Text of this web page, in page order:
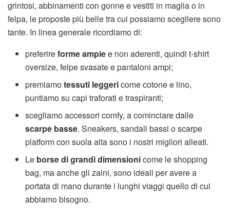
grintosi, abbinamenti con gonne e vestiti in maglia o in
felpa, le proposte più belle tra cui possiamo scegliere sono
tante. In linea generale ricordiamo di:
preferireforme ampiee non aderenti, quindi t-shirt
oversize, felpe svasate e pantaloni ampi;
premiamotessuti leggericome cotone e lino,
puntiamo su capi traforati e traspiranti;
scegliamo accessori comfy, a cominciare dalle
scarpe basse. Sneakers, sandali bassi o scarpe
platform con suola alta sono i nostri migliori alleati.
Le borse di grandi dimensionicome le shopping
bag, ma anche gli zaini, sono ideali per avere a
portata di mano durante i lunghi viaggi quello di cui
abbiamo bisogno.